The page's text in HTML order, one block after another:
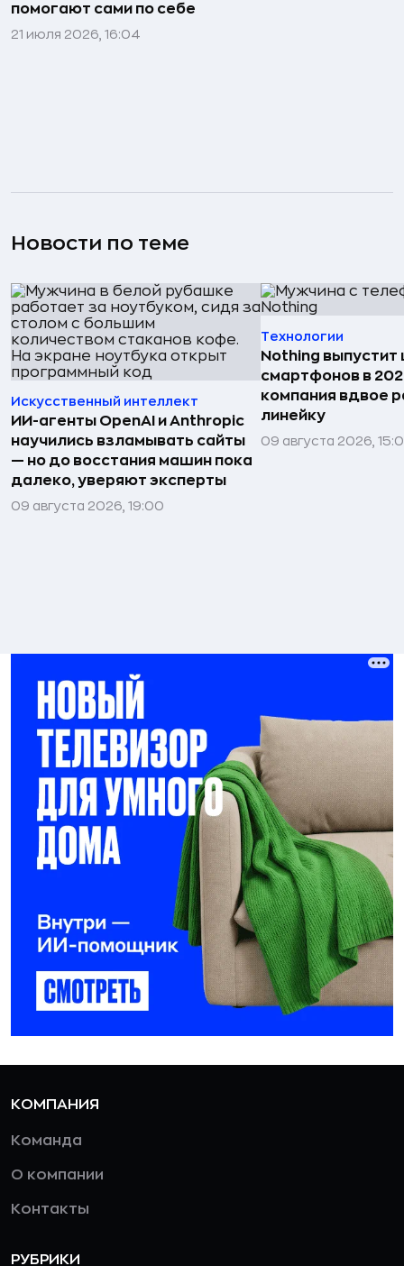
помогают сами по себе
21 июля 2026, 16:04
Новости по теме
Искусственный интеллект
ИИ-агенты OpenAI и Anthropic
научились взламывать сайты
— но до восстания машин пока
далеко, уверяют эксперты
09 августа 2026, 19:00
Технологии
Nothing выпустит
смартфонов в
компания вдвое
линейку
09 августа 2026,
КОМПАНИЯ
Команда
О компании
Контакты
РУБРИКИ